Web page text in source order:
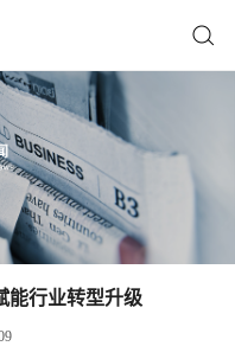
能行业转型升级